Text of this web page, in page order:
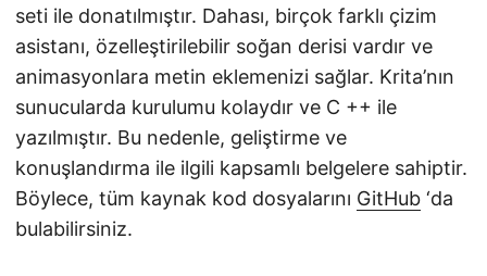
seti ile donatılmıştır. Dahası, birçok farklı çizim
asistanı, özelleştirilebilir soğan derisi vardır ve
animasyonlara metin eklemenizi sağlar. Krita’nın
sunucularda kurulumu kolaydır ve C ++ ile
yazılmıştır. Bu nedenle, geliştirme ve
konuşlandırma ile ilgili kapsamlı belgelere sahiptir.
Böylece, tüm kaynak kod dosyalarını GitHub ‘da
bulabilirsiniz.